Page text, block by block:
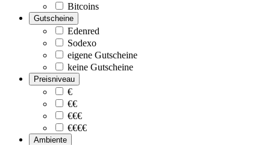
Bitcoins
Gutscheine
Edenred
Sodexo
eigene Gutscheine
keine Gutscheine
Preisniveau
€
€€
€€€
€€€€
Ambiente